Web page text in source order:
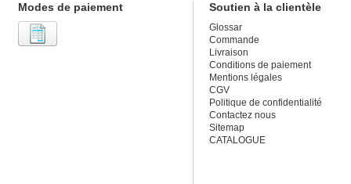
Modes de paiement Soutien à la clientèle
Glossar
Commande
Livraison
Conditions de paiement
Mentions légales
CGV
Politique de confidentialité
Contactez nous
Sitemap
CATALOGUE